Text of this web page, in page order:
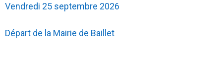
Vendredi 25 septembre 2026
Départ de la Mairie de Baillet